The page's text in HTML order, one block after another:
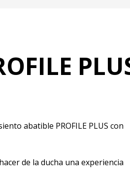
abatible PROFILE PLUS con
de la ducha una experiencia